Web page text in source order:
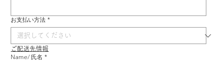
お支払い方法 *
ご配送先情報
Name/ 氏名 *